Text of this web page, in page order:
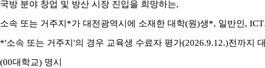
국방 분야 창업 및 방산 시장 진입을 희망하는,
소속 또는 거주지*가 대전광역시에 소재한 대학(원)생*, 일반인, ICT
*'소속 또는 거주지'의 경우 교육생 수료자 평가(2026.9.12.)전까지
(00대학교) 명시